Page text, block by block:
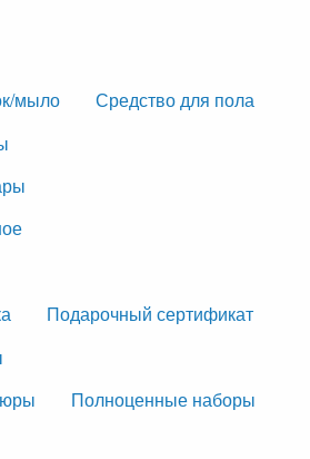
мыло
Средство для пола
Подарочный сертификат
Полноценные наборы